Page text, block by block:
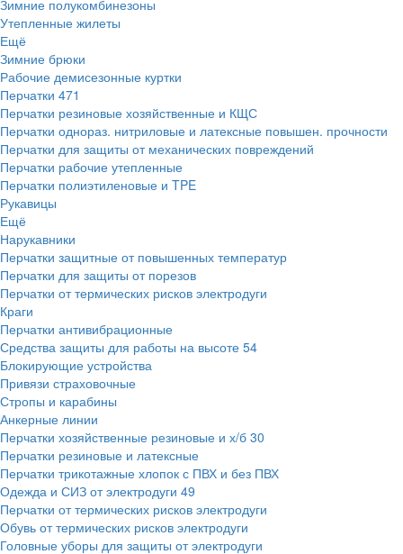
Зимние полукомбинезоны
Утепленные жилеты
Ещё
Зимние брюки
Рабочие демисезонные куртки
Перчатки 471
Перчатки резиновые хозяйственные и КЩС
Перчатки однораз. нитриловые и латексные повышен. прочности
Перчатки для защиты от механических повреждений
Перчатки рабочие утепленные
Перчатки полиэтиленовые и TPE
Рукавицы
Ещё
Нарукавники
Перчатки защитные от повышенных температур
Перчатки для защиты от порезов
Перчатки от термических рисков электродуги
Краги
Перчатки антивибрационные
Средства защиты для работы на высоте 54
Блокирующие устройства
Привязи страховочные
Стропы и карабины
Анкерные линии
Перчатки хозяйственные резиновые и х/б 30
Перчатки резиновые и латексные
Перчатки трикотажные хлопок с ПВХ и без ПВХ
Одежда и СИЗ от электродуги 49
Перчатки от термических рисков электродуги
Обувь от термических рисков электродуги
Головные уборы для защиты от электродуги